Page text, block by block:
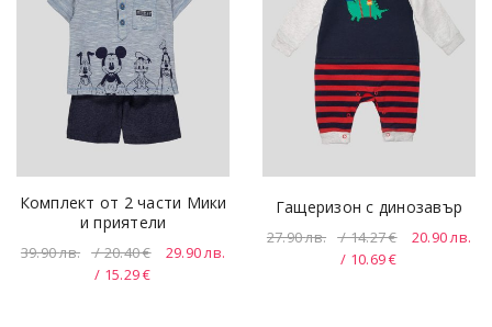
Комплект от 2 части Мики
и приятели
39.90лв. / 20.40 € 29.90лв.
/ 15.29 €
Гащеризон с динозавър
27.90лв. / 14.27 € 20.90лв.
/ 10.69 €